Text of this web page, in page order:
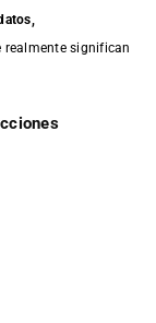
realmente significan